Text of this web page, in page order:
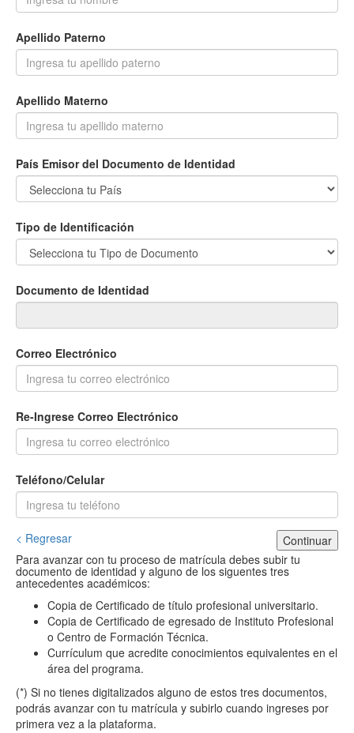
Apellido Paterno
Apellido Materno
País Emisor del Documento de Identidad
Tipo de Identificación
Documento de Identidad
Correo Electrónico
Re-Ingrese Correo Electrónico
Teléfono/Celular
< Regresar
Continuar
Para avanzar con tu proceso de matrícula debes subir tu
documento de identidad y alguno de los siguentes tres
antecedentes académicos:
Copia de Certificado de título profesional universitario.
Copia de Certificado de egresado de Instituto Profesional
o Centro de Formación Técnica.
Currículum que acredite conocimientos equivalentes en el
área del programa.
(*) Si no tienes digitalizados alguno de estos tres documentos,
podrás avanzar con tu matrícula y subirlo cuando ingreses por
primera vez a la plataforma.